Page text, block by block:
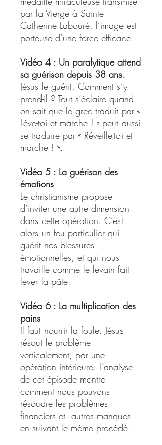
par la Vierge à Sainte
Catherine Labouré, l’image est
porteuse d’une force efficace.
Vidéo 4 : Un paralytique attend
sa guérison depuis 38 ans.
Jésus le guérit. Comment s’y
prend-il ? Tout s’éclaire quand
on sait que le grec traduit par «
Lève-toi et marche ! » peut aussi
se traduire par « Réveille-toi et
marche ! ».
Vidéo 5 : La guérison des
émotions
Le christianisme propose
d’inviter une autre dimension
dans cette opération. C’est
alors un feu particulier qui
guérit nos blessures
émotionnelles, et qui nous
travaille comme le levain fait
lever la pâte.
Vidéo 6 : La multiplication des
pains
Il faut nourrir la foule. Jésus
résout le problème
verticalement, par une
opération intérieure. L’analyse
de cet épisode montre
comment nous pouvons
résoudre les problèmes
financiers et autres manques
en suivant le même procédé.